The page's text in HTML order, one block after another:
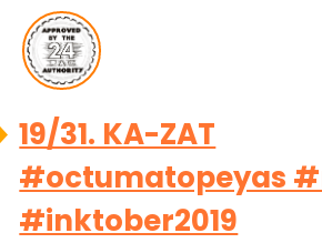
19/31. KA-ZAT
#octumatopeyas
#inktober2019